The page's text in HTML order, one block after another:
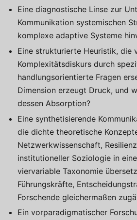
Eine diagnostische Linse zur
Kommunikation systemischen
komplexe adaptive Systeme
Eine strukturierte Heuristik, die
Komplexitätsdiskurs durch
handlungsorientierte Fragen
Dimension erzeugt Druck, und
dessen Absorption?
Eine synthetisierende
die dichte theoretische
Netzwerkwissenschaft,
institutioneller Soziologie in
viervariable Taxonomie
Führungskräfte,
Forschende gleichermaßen
Ein vorparadigmatischer